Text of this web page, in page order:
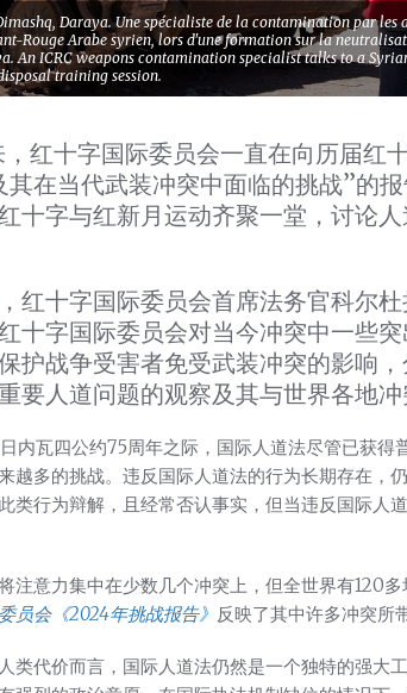
Daraya. Une spécialiste de la contamination par les
Rouge Arabe syrien, lors d'une formation sur la
An ICRC weapons contamination specialist talks to a
training session.
红十字国际委员会一直在向历届红
其在当代武装冲突中面临的挑战”的
十字与红新月运动齐聚一堂，讨论
红十字国际委员会首席法务官科尔杜
十字国际委员会对当今冲突中一些
护战争受害者免受武装冲突的影响
要人道问题的观察及其与世界各地冲
内瓦四公约75周年之际，国际人道法尽管已获得
越多的挑战。违反国际人道法的行为长期存在，
类行为辩解，且经常否认事实，但当违反国际人
注意力集中在少数几个冲突上，但全世界有120
员会《2024年挑战报告》 反映了其中许多冲突所
类代价而言，国际人道法仍然是一个独特的强大